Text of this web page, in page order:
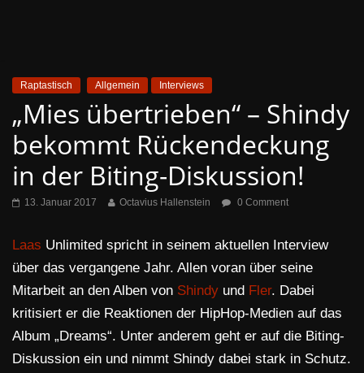
Raptastisch Allgemein Interviews
„Mies übertrieben“ – Shindy
bekommt Rückendeckung
in der Biting-Diskussion!
13. Januar 2017 Octavius Hallenstein 0 Comment
Laas Unlimited spricht in seinem aktuellen Interview
über das vergangene Jahr. Allen voran über seine
Mitarbeit an den Alben von Shindy und Fler. Dabei
kritisiert er die Reaktionen der HipHop-Medien auf das
Album „Dreams“. Unter anderem geht er auf die Biting-
Diskussion ein und nimmt Shindy dabei stark in Schutz.